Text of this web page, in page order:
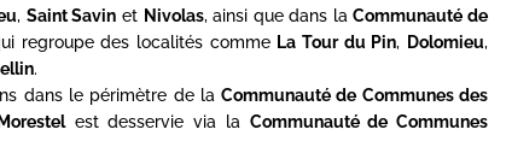
, Saint Savin et Nivolas, ainsi que dans laCommunauté de
regroupe des localités comme La Tour du Pin, Dolomieu,
.
dans le périmètre de laCommunauté de Communes des
Morestelest desservie via la Communauté de Communes